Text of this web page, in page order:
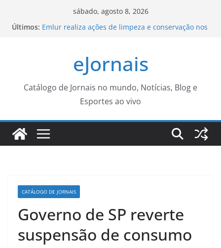
sábado, agosto 8, 2026
Últimos: Emlur realiza ações de limpeza e conservação nos
Zumba, Sabadinho Bom e Batalha do Beco
transformam o Centro Histórico em ponto de
encontro
Lula quer mostrar a Trump números de queda do
desmatamento na Amazônia
eJornais
Catálogo de Jornais no mundo, Notícias, Blog e
Esportes ao vivo
CATÁLOGO DE JORNAIS
Governo de SP reverte
suspensão de consumo